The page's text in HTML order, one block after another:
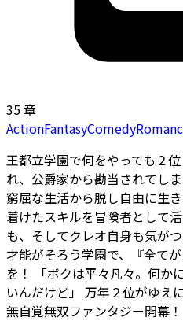
35 章
ActionFantasyComedy
王都立学園で何をやっても２
れ、公爵家から勘当されてし
窮屈な生活から脱し自由に生
着けたスキルを冒険者として
も、そしてクレオ自身も気が
才能がそろう学園で、『全て
を！ 「ボクは平々凡々。何か
いんだけど――」 万年２位がゆえ
無自覚無双ファンタジー開幕！